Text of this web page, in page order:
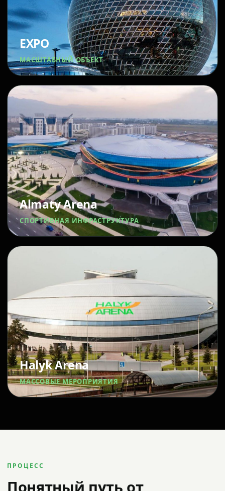
EXPO
МАСШТАБНЫЙ ОБЪЕКТ
Almaty Arena
СПОРТИВНАЯ ИНФРАСТРУКТУРА
Halyk Arena
МАССОВЫЕ МЕРОПРИЯТИЯ
ПРОЦЕСС
Понятный путь от